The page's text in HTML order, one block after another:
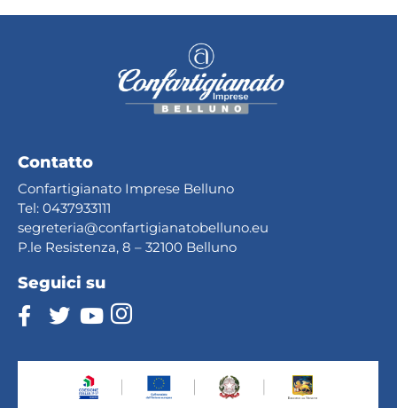
Contatto
Confartigianato Imprese Belluno
Tel: 0437933111
segreteria@confartigianatobelluno.eu
P.le Resistenza, 8 – 32100 Belluno
Seguici su